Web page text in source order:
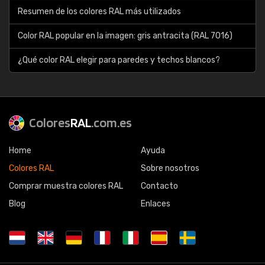
Resumen de los colores RAL más utilizados
Color RAL popular en la imagen: gris antracita (RAL 7016)
¿Qué color RAL elegir para paredes y techos blancos?
ColoresRAL.com.es
Home
Colores RAL
Comprar muestra colores RAL
Blog
Ayuda
Sobre nosotros
Contacto
Enlaces